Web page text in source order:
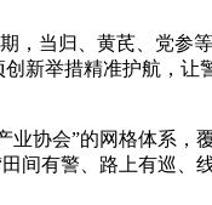
当归、黄芪、党参
新举措精准护航，
协会”的网格体系，
间有警、路上有巡、